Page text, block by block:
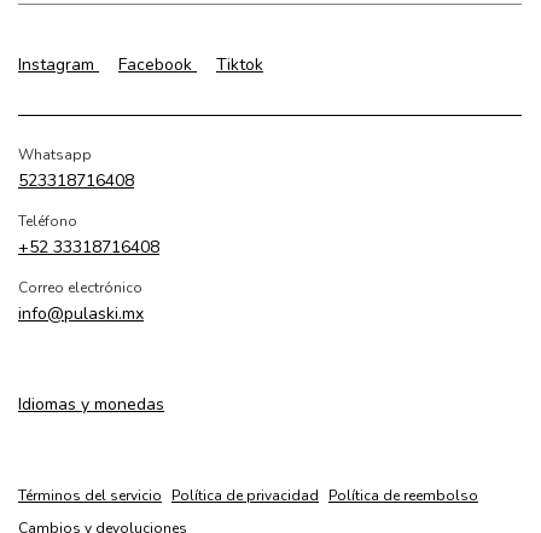
Instagram Facebook Tiktok
Whatsapp
523318716408
Teléfono
+52 33318716408
Correo electrónico
info@pulaski.mx
Idiomas y monedas
Términos del servicio Política de privacidad
Política de reembolso
Cambios y devoluciones